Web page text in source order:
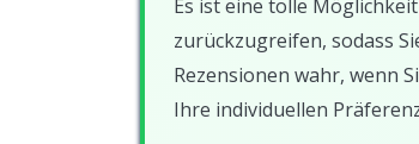
Es ist eine tolle
zurückzugreifen, sodass
Rezensionen wahr, wenn
Ihre individuellen